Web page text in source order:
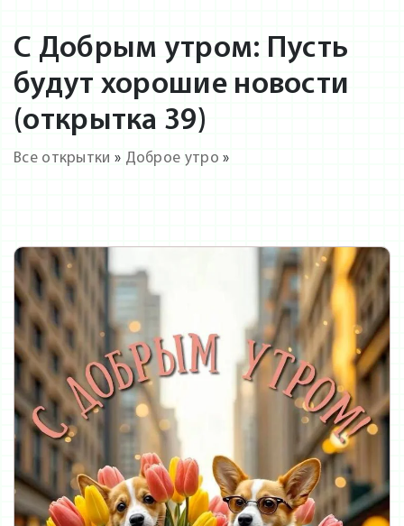
С Добрым утром: Пусть
будут хорошие новости
(открытка 39)
Все открытки » Доброе утро »